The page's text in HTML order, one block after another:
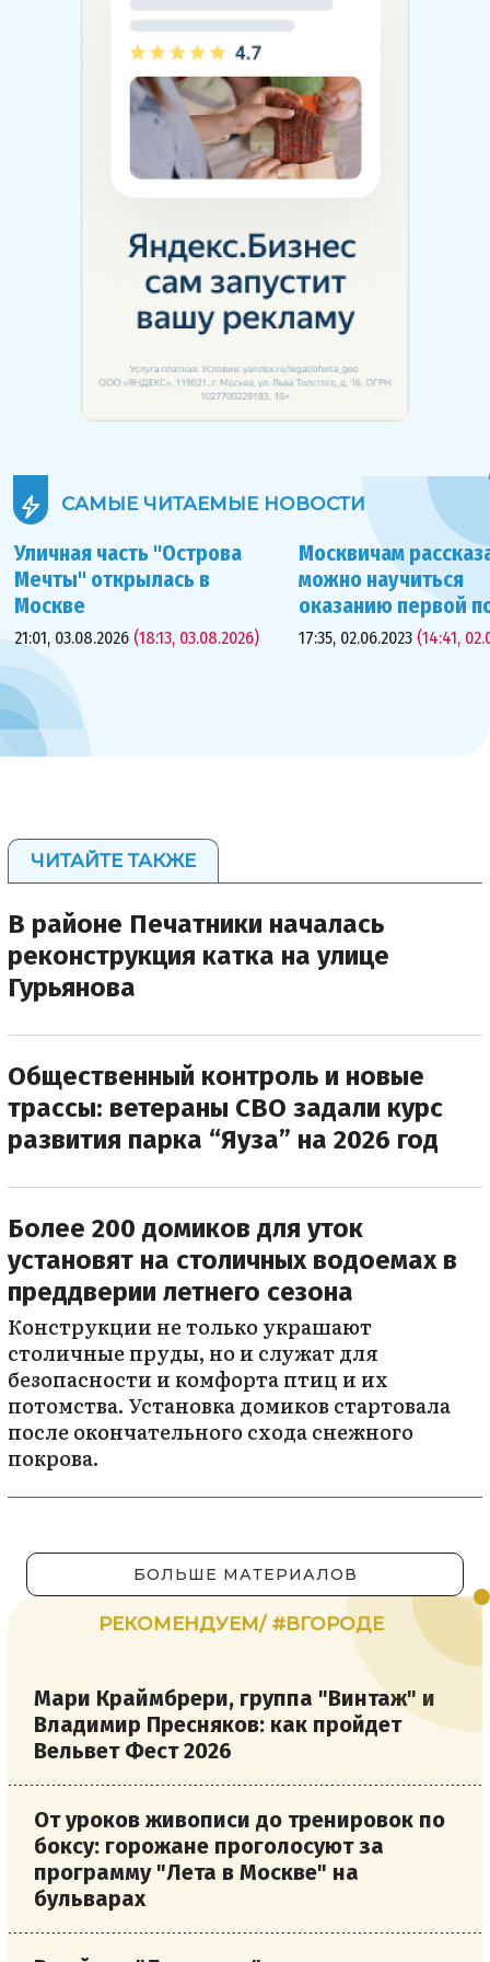
САМЫЕ ЧИТАЕМЫЕ НОВОСТИ
Уличная часть "Острова
Мечты" открылась в
Москве
21:01, 03.08.2026 (18:13, 03.08.2026)
Москвичам
можно научиться
оказанию первой
17:35, 02.06.2023 (14:41,
ЧИТАЙТЕ ТАКЖЕ
В районе Печатники началась
реконструкция катка на улице
Гурьянова
Общественный контроль и новые
трассы: ветераны СВО задали курс
развития парка “Яуза” на 2026 год
Более 200 домиков для уток
установят на столичных водоемах в
преддверии летнего сезона
Конструкции не только украшают
столичные пруды, но и служат для
безопасности и комфорта птиц и их
потомства. Установка домиков стартовала
после окончательного схода снежного
покрова.
БОЛЬШЕ МАТЕРИАЛОВ
РЕКОМЕНДУЕМ/ #ВГОРОДЕ
Мари Краймбрери, группа "Винтаж" и
Владимир Пресняков: как пройдет
Вельвет Фест 2026
От уроков живописи до тренировок по
боксу: горожане проголосуют за
программу "Лета в Москве" на
бульварах